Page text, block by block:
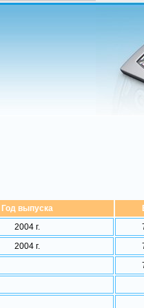
Год выпуска
2004 г.
2004 г.